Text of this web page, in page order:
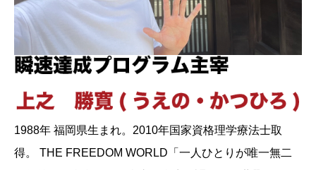
1988年 福岡県生まれ。2010年国家資格理学療法士取
得。 THE FREEDOM WORLD「一人ひとりが唯一無二